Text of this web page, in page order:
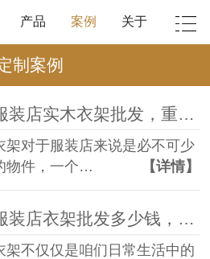
产品 案例 关于
制案例
服装店实木衣架批发，重在针对店铺选衣架！--华恩衣架
架对于服装店来说是必不可少
物件，一个…
【详情】
服装店衣架批发多少钱，主要看材质。--华恩衣架
架不仅仅是咱们日常生活中的